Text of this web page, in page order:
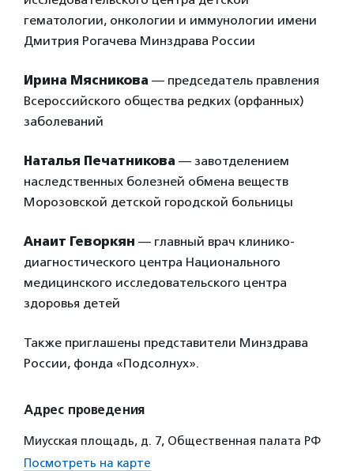
гематологии, онкологии и иммунологии имени
Дмитрия Рогачева Минздрава России
Ирина Мясникова — председатель правления
Всероссийского общества редких (орфанных)
заболеваний
Наталья Печатникова — завотделением
наследственных болезней обмена веществ
Морозовской детской городской больницы
Анаит Геворкян — главный врач клинико-
диагностического центра Национального
медицинского исследовательского центра
здоровья детей
Также приглашены представители Минздрава
России, фонда «Подсолнух».
Адрес проведения
Миусская площадь, д. 7, Общественная палата РФ
Посмотреть на карте